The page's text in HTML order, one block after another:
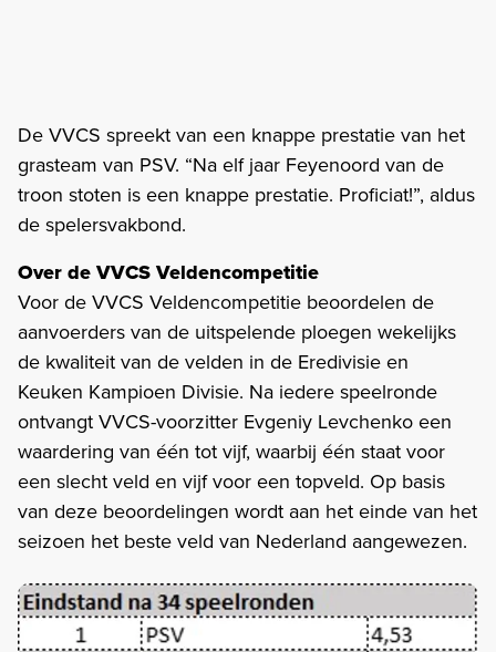
De VVCS spreekt van een knappe prestatie van het
grasteam van PSV. “Na elf jaar Feyenoord van de
troon stoten is een knappe prestatie. Proficiat!”, aldus
de spelersvakbond.
Over de VVCS Veldencompetitie
Voor de VVCS Veldencompetitie beoordelen de
aanvoerders van de uitspelende ploegen wekelijks
de kwaliteit van de velden in de Eredivisie en
Keuken Kampioen Divisie. Na iedere speelronde
ontvangt VVCS-voorzitter Evgeniy Levchenko een
waardering van één tot vijf, waarbij één staat voor
een slecht veld en vijf voor een topveld. Op basis
van deze beoordelingen wordt aan het einde van het
seizoen het beste veld van Nederland aangewezen.